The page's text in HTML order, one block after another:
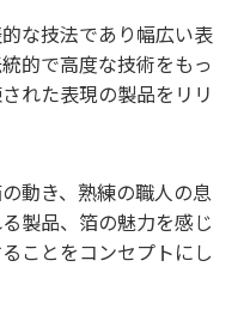
な技法であり幅広い表
的で高度な技術をもっ
れた表現の製品をリリ
動き、熟練の職人の息
製品、箔の魅力を感じ
ことをコンセプトにし